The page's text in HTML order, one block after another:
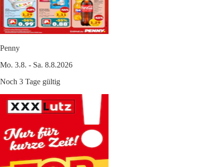
Penny
Mo. 3.8. - Sa. 8.8.2026
Noch 3 Tage gültig